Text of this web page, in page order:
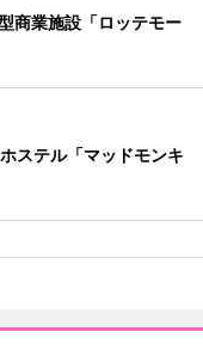
商業施設「ロッテモー
ステル「マッドモンキ